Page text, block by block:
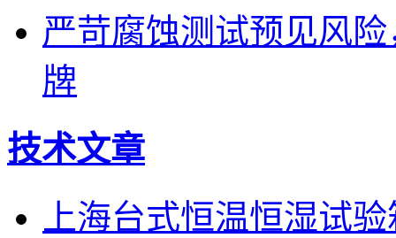
严苛腐蚀测试预见风
牌
技术文章
上海台式恒温恒湿试